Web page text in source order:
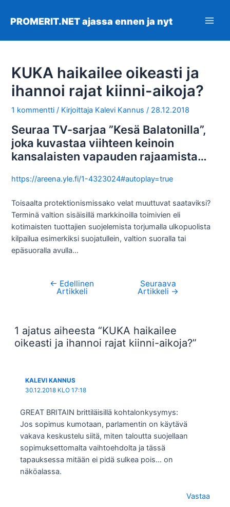
sisältöön
PROMERIT.NET ajassa ennen ja nyt
KUKA haikailee oikeasti ja
ihannoi rajat kiinni-aikoja?
1 kommentti / Kirjoittaja Kalevi Kannus/ 28.12.2018
Seuraa TV-sarjaa ”Kesä Balatonilla”,
joka kuvastaa viihteen keinoin
kansalaisten vapauden rajaamista…
https://areena.yle.fi/1-4323024#autoplay=true
Toisaalta protektionismissako velat muuttuvat saataviksi?
Terminä valtion sisäisillä markkinoilla toimivien eli
kotimaisten tuottajien suojelemista torjumalla ulkopuolista
kilpailua esimerkiksi suojatullein, valtion suoralla tai
epäsuoralla avulla…
Artikkelien
← Edellinen
Artikkeli
Seuraava
Artikkeli →
1 ajatus aiheesta “KUKA haikailee
oikeasti ja ihannoi rajat kiinni-aikoja?”
KALEVI KANNUS
30.12.2018 KLO 17:18
GREAT BRITAIN brittiläisillä kohtalonkysymys:
Jos sopimus kumotaan, parlamentin on käytävä
vakava keskustelu siitä, miten taloutta suojellaan
sopimuksettomalta vaihtoehdolta ja tässä
tapauksessa mitään ei pidä sulkea pois… on
näköalassa.
Vastaa